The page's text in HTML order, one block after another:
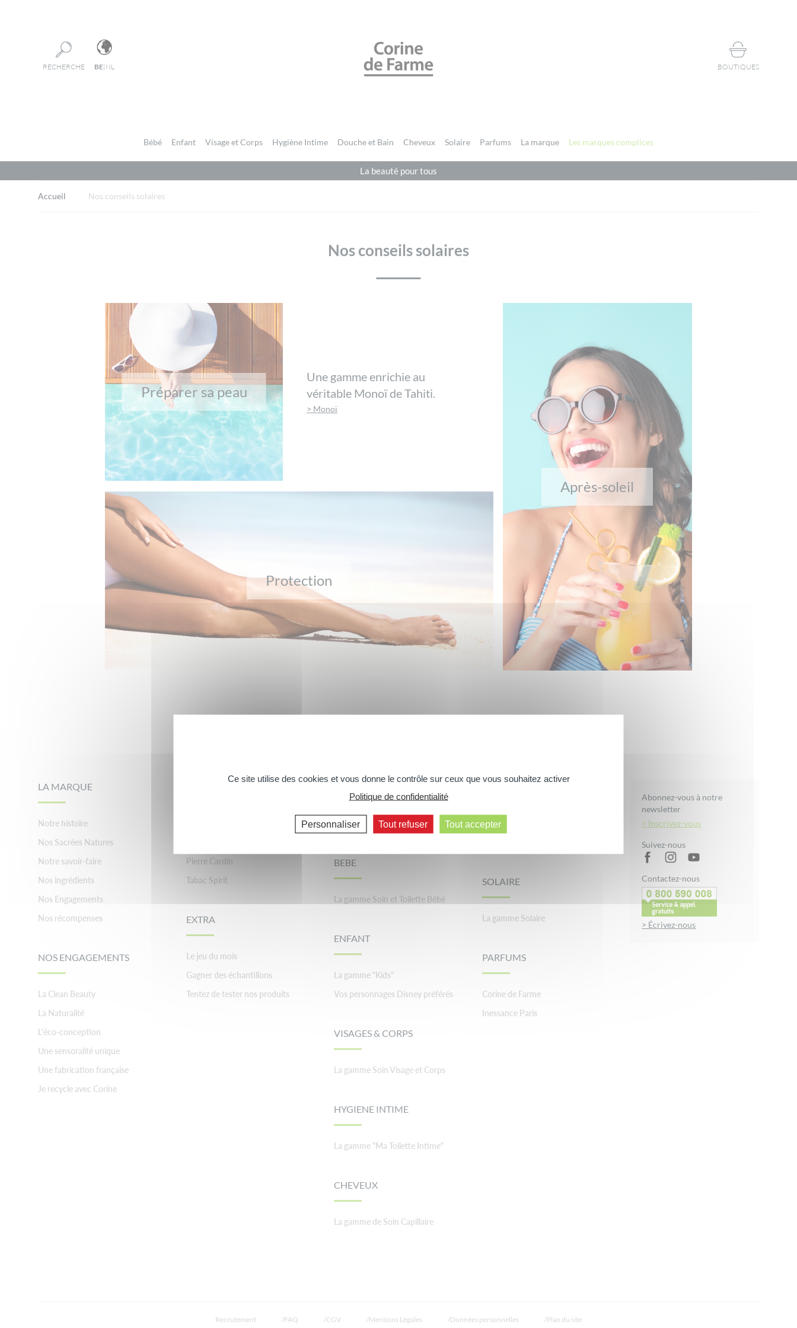
RECHERCHE BE| NL BOUTIQUES
Bébé Enfant Visage et Corps Hygiène Intime Douche et Bain Cheveux Solaire Parfums La marque Les marques complices
La beauté pour tous
Accueil Nos conseils solaires
Nos conseils solaires
Préparer sa peau
Une gamme enrichie au
véritable Monoï de Tahiti.
> Monoï
Après-soleil
Protection
LA MARQUE
Notre histoire
Nos Sacrées Natures
Notre savoir-faire
Nos ingrédients
Nos Engagements
Nos récompenses
NOS ENGAGEMENTS
La Clean Beauty
La Naturalité
L'éco-conception
Une sensoralité unique
Une fabrication française
Je recycle avec Corine
Pierre Cardin
Tabac Spirit
EXTRA
Le jeu du mois
Gagner des échantillons
Tentez de tester nos produits
La gamme Bio
BEBE
La gamme Soin et Toilette Bébé
ENFANT
La gamme "Kids"
Vos personnages Disney préférés
VISAGES & CORPS
La gamme Soin Visage et Corps
HYGIENE INTIME
La gamme "Ma Toilette Intime"
CHEVEUX
La gamme de Soin Capillaire
La gamme Douche Soin
SOLAIRE
La gamme Solaire
PARFUMS
Corine de Farme
Inessance Paris
Abonnez-vous à notre
newsletter
> Inscrivez-vous
Suivez-nous
Contactez-nous
> Écrivez-nous
Recrutement FAQ CGV Mentions Légales Données personnelles Plan du site
Ce site utilise des cookies et vous donne le contrôle sur ceux que vous souhaitez activer
Politique de confidentialité
Personnaliser Tout refuser Tout accepter